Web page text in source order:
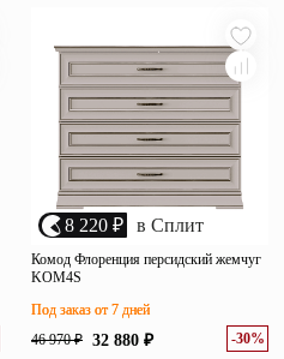
8 220 ₽ в Сплит
Комод Флоренция персидский жемчуг
KOM4S
46 970 ₽ 32 880 ₽ -30%
Под заказ от 7 дней